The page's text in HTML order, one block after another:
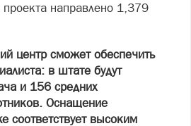
направлено 1,379
центр сможет обеспечить
в штате будут
и 156 средних
Оснащение
соответствует высоким